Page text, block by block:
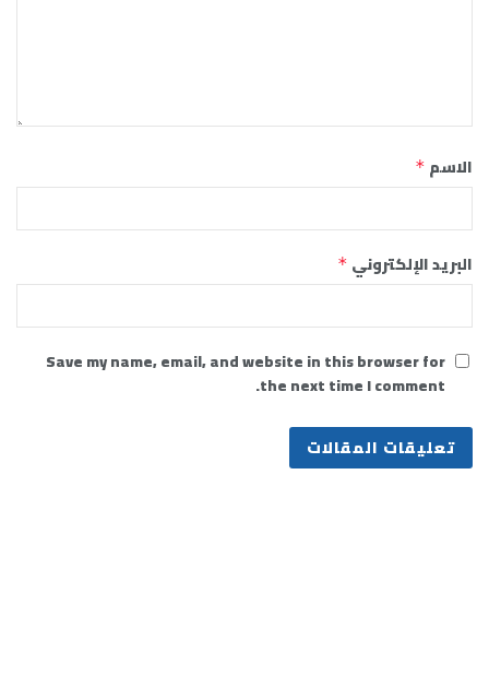
الاسم *
البريد الإلكتروني *
Save my name, email, and website in this browser for
the next time I comment.